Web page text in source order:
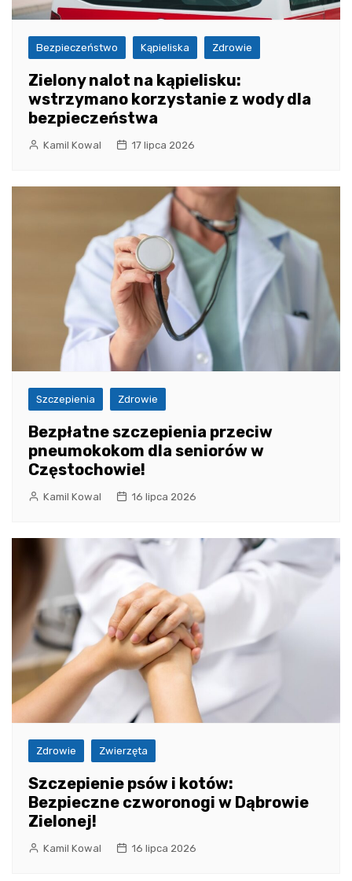
Bezpieczeństwo Kąpieliska Zdrowie
Zielony nalot na kąpielisku:
wstrzymano korzystanie z wody dla
bezpieczeństwa
Kamil Kowal 17 lipca 2026
Szczepienia Zdrowie
Bezpłatne szczepienia przeciw
pneumokokom dla seniorów w
Częstochowie!
Kamil Kowal 16 lipca 2026
Zdrowie Zwierzęta
Szczepienie psów i kotów:
Bezpieczne czworonogi w Dąbrowie
Zielonej!
Kamil Kowal 16 lipca 2026